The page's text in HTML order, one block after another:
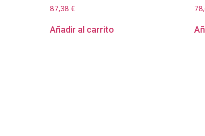
87,38 €
Añadir al carrito